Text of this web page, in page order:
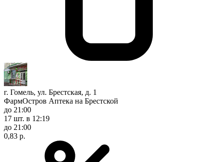
г. Гомель, ул. Брестская, д. 1
ФармОстров Аптека на Брестской
до 21:00
17 шт. в 12:19
до 21:00
0,83 р.